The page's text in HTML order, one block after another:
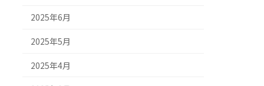
2025年6月
2025年5月
2025年4月